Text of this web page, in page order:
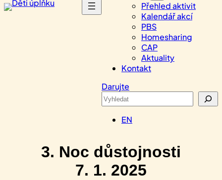
Přehled aktivit
Kalendář akcí
PBS
Homesharing
CAP
Aktuality
Kontakt
Darujte
Search
EN
3. Noc důstojnosti
7. 1. 2025